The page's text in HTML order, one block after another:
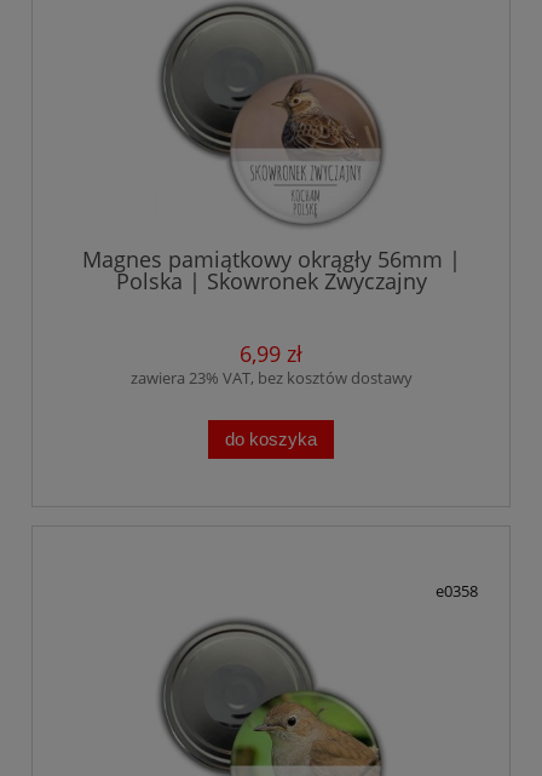
Magnes pamiątkowy okrągły 56mm |
Polska | Skowronek Zwyczajny
6,99 zł
zawiera 23% VAT, bez kosztów dostawy
do koszyka
e0358